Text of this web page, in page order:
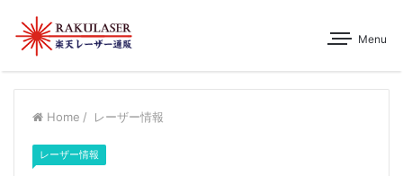
Menu
Home / レーザー情報
レーザー情報